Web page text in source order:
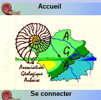
Accueil
Se connecter